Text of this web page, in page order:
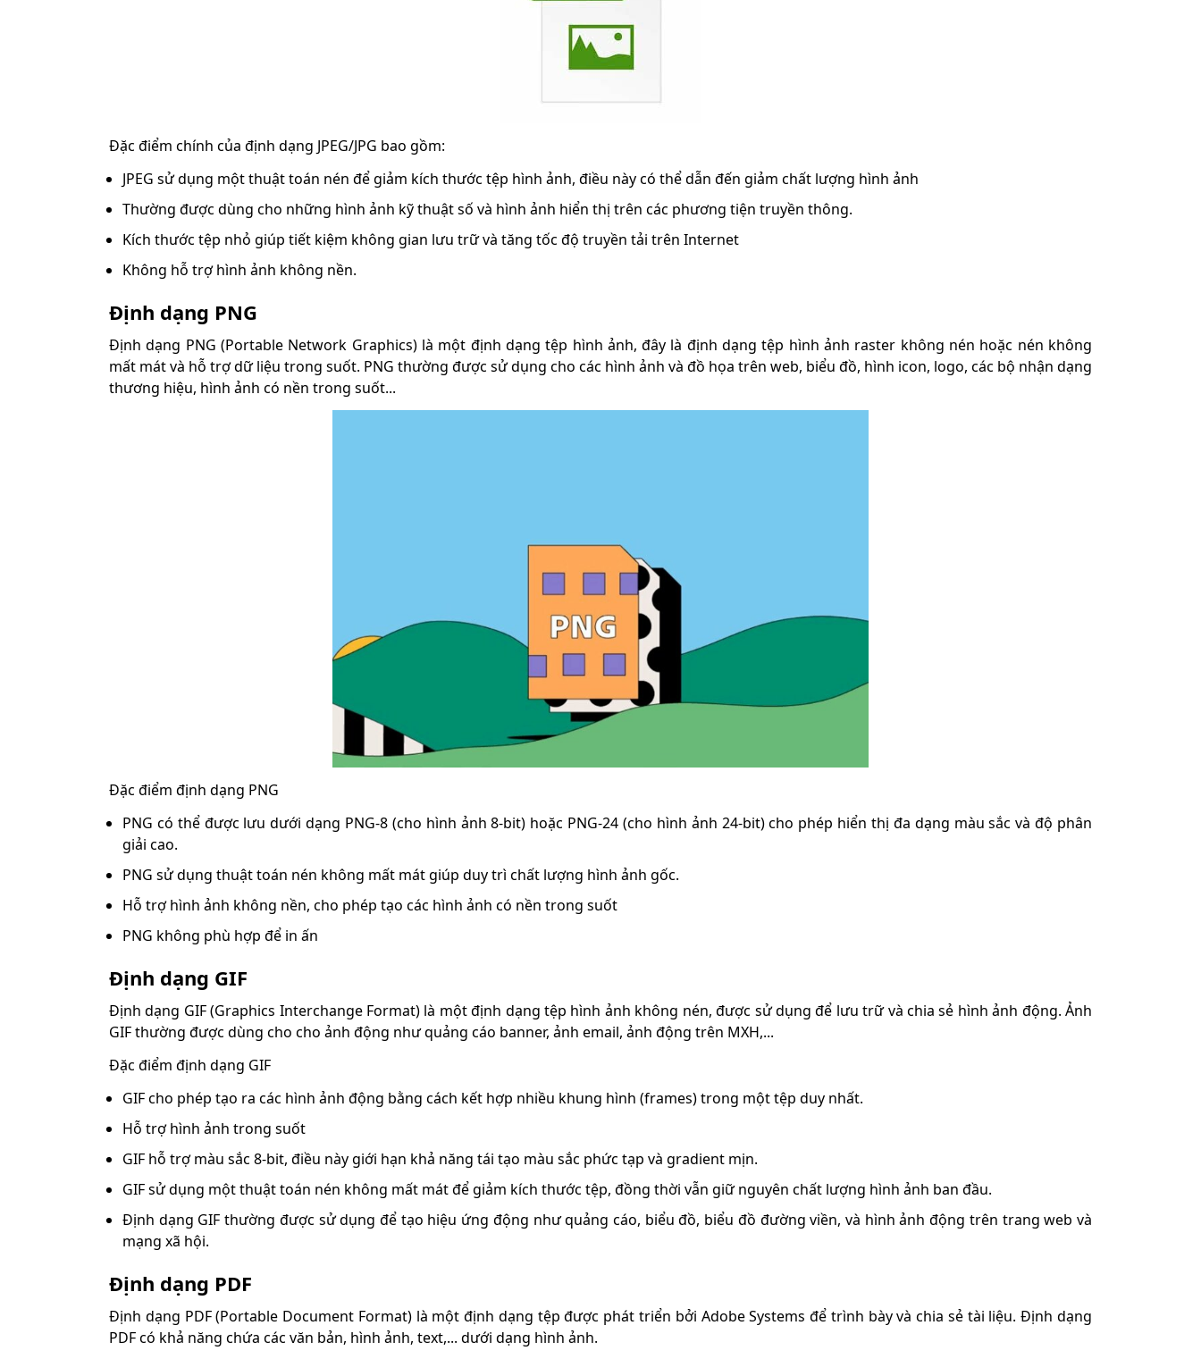
Đặc điểm chính của định dạng JPEG/JPG bao gồm:
JPEG sử dụng một thuật toán nén để giảm kích thước tệp hình ảnh, điều này có thể dẫn đến giảm chất lượng hình ảnh
Thường được dùng cho những hình ảnh kỹ thuật số và hình ảnh hiển thị trên các phương tiện truyền thông.
Kích thước tệp nhỏ giúp tiết kiệm không gian lưu trữ và tăng tốc độ truyền tải trên Internet
Không hỗ trợ hình ảnh không nền.
Định dạng PNG
Định dạng PNG (Portable Network Graphics) là một định dạng tệp hình ảnh, đây là định dạng tệp hình ảnh raster không nén hoặc nén không
mất mát và hỗ trợ dữ liệu trong suốt. PNG thường được sử dụng cho các hình ảnh và đồ họa trên web, biểu đồ, hình icon, logo, các bộ nhận dạng
thương hiệu, hình ảnh có nền trong suốt...
Đặc điểm định dạng PNG
PNG có thể được lưu dưới dạng PNG-8 (cho hình ảnh 8-bit) hoặc PNG-24 (cho hình ảnh 24-bit) cho phép hiển thị đa dạng màu sắc và độ phân
giải cao.
PNG sử dụng thuật toán nén không mất mát giúp duy trì chất lượng hình ảnh gốc.
Hỗ trợ hình ảnh không nền, cho phép tạo các hình ảnh có nền trong suốt
PNG không phù hợp để in ấn
Định dạng GIF
Định dạng GIF (Graphics Interchange Format) là một định dạng tệp hình ảnh không nén, được sử dụng để lưu trữ và chia sẻ hình ảnh động. Ảnh
GIF thường được dùng cho cho ảnh động như quảng cáo banner, ảnh email, ảnh động trên MXH,...
Đặc điểm định dạng GIF
GIF cho phép tạo ra các hình ảnh động bằng cách kết hợp nhiều khung hình (frames) trong một tệp duy nhất.
Hỗ trợ hình ảnh trong suốt
GIF hỗ trợ màu sắc 8-bit, điều này giới hạn khả năng tái tạo màu sắc phức tạp và gradient mịn.
GIF sử dụng một thuật toán nén không mất mát để giảm kích thước tệp, đồng thời vẫn giữ nguyên chất lượng hình ảnh ban đầu.
Định dạng GIF thường được sử dụng để tạo hiệu ứng động như quảng cáo, biểu đồ, biểu đồ đường viền, và hình ảnh động trên trang web và
mạng xã hội.
Định dạng PDF
Định dạng PDF (Portable Document Format) là một định dạng tệp được phát triển bởi Adobe Systems để trình bày và chia sẻ tài liệu. Định dạng
PDF có khả năng chứa các văn bản, hình ảnh, text,... dưới dạng hình ảnh.